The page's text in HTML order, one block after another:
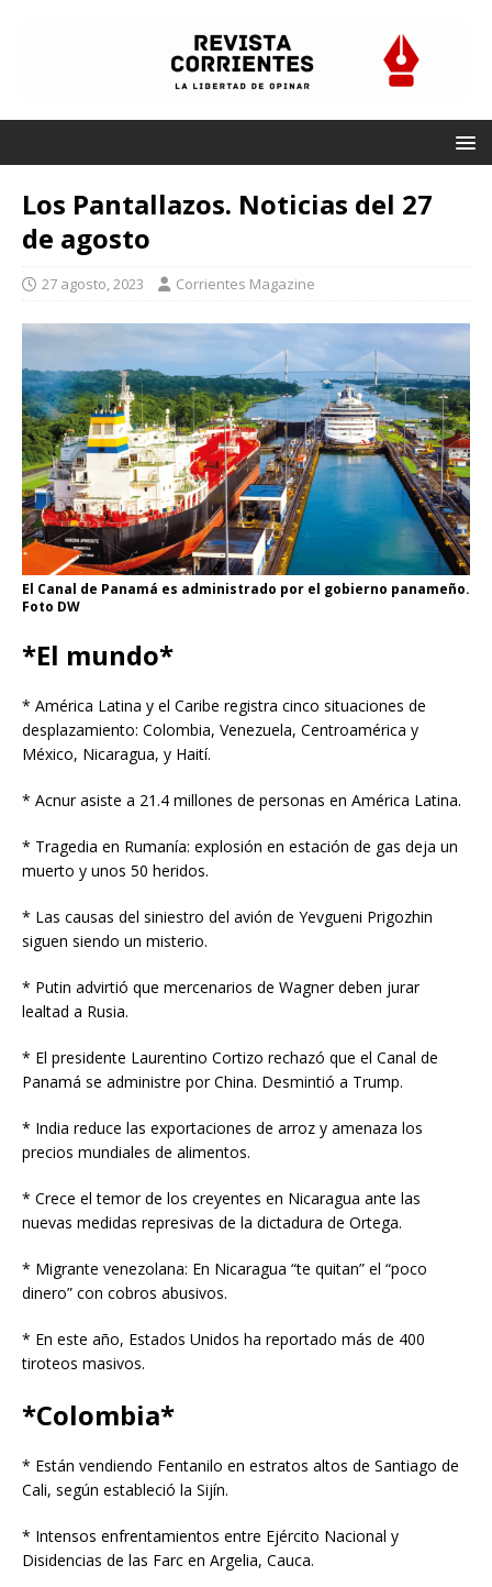
Los Pantallazos. Noticias del 27
de agosto
27 agosto, 2023 Corrientes Magazine
El Canal de Panamá es administrado por el gobierno panameño.
Foto DW
*El mundo*
* América Latina y el Caribe registra cinco situaciones de
desplazamiento: Colombia, Venezuela, Centroamérica y
México, Nicaragua, y Haití.
* Acnur asiste a 21.4 millones de personas en América Latina.
* Tragedia en Rumanía: explosión en estación de gas deja un
muerto y unos 50 heridos.
* Las causas del siniestro del avión de Yevgueni Prigozhin
siguen siendo un misterio.
* Putin advirtió que mercenarios de Wagner deben jurar
lealtad a Rusia.
* El presidente Laurentino Cortizo rechazó que el Canal de
Panamá se administre por China. Desmintió a Trump.
* India reduce las exportaciones de arroz y amenaza los
precios mundiales de alimentos.
* Crece el temor de los creyentes en Nicaragua ante las
nuevas medidas represivas de la dictadura de Ortega.
* Migrante venezolana: En Nicaragua “te quitan” el “poco
dinero” con cobros abusivos.
* En este año, Estados Unidos ha reportado más de 400
tiroteos masivos.
*Colombia*
* Están vendiendo Fentanilo en estratos altos de Santiago de
Cali, según estableció la Sijín.
* Intensos enfrentamientos entre Ejército Nacional y
Disidencias de las Farc en Argelia, Cauca.